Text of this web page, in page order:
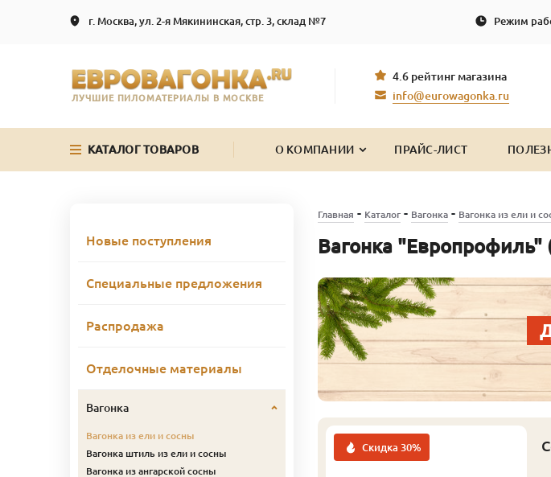
г. Москва, ул. 2-я Мякининская, стр. 3, склад №7 Режим
ЛУЧШИЕ ПИЛОМАТЕРИАЛЫ В МОСКВЕ
4.6 рейтинг магазина
info@eurowagonka.ru
КАТАЛОГ ТОВАРОВ О КОМПАНИИ ПРАЙС-ЛИСТ
Главная - Каталог- Вагонка- Вагонка из ели и
Вагонка "Европрофиль"
Скидка 30%
Новые поступления
Специальные предложения
Распродажа
Отделочные материалы
Вагонка
Вагонка из ели и сосны
Вагонка штиль из ели и сосны
Вагонка из ангарской сосны